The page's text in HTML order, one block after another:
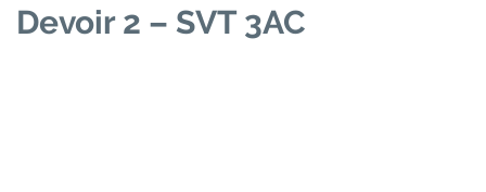
Devoir 2 – SVT 3AC